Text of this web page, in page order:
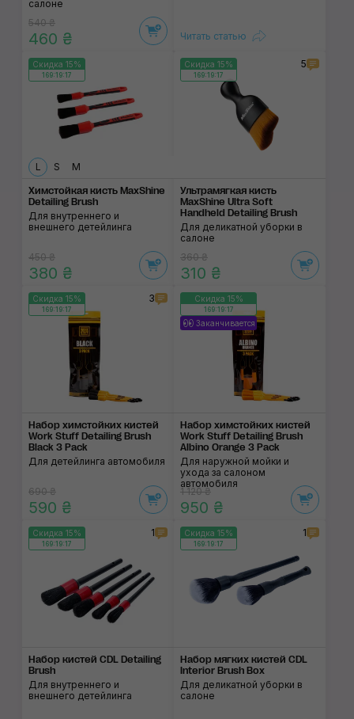
салоне
540 ₴
460 ₴ Читать статью
Скидка 15%
169:19:17
L S М
Химстойкая кисть MaxShine
Detailing Brush
Для внутреннего и
внешнего детейлинга
450 ₴
380 ₴
Скидка 15%
169:19:17
5
Ультрамягкая кисть
MaxShine Ultra Soft
Handheld Detailing Brush
Для деликатной уборки в
салоне
360 ₴
310 ₴
Скидка 15%
169:19:17
3
Набор химстойких кистей
Work Stuff Detailing Brush
Black 3 Pack
Для детейлинга автомобиля
690 ₴
590 ₴
Скидка 15%
169:19:17
Заканчивается
Набор химстойких кистей
Work Stuff Detailing Brush
Albino Orange 3 Pack
Для наружной мойки и
ухода за салоном
автомобиля
1 120 ₴
950 ₴
Скидка 15%
169:19:17
1
Набор кистей CDL Detailing
Brush
Для внутреннего и
внешнего детейлинга
Скидка 15%
169:19:17
1
Набор мягких кистей CDL
Interior Brush Box
Для деликатной уборки в
салоне